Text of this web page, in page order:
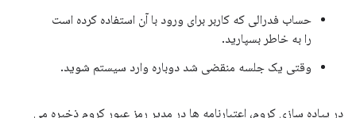
حساب فدرالی که کاربر برای ورود با آن استفاده کرده است
را به خاطر بسپارید.
وقتی یک جلسه منقضی شد دوباره وارد سیستم شوید.
در پیاده سازی کروم، اعتبارنامه ها در مدیر رمز عبور کروم ذخیره می